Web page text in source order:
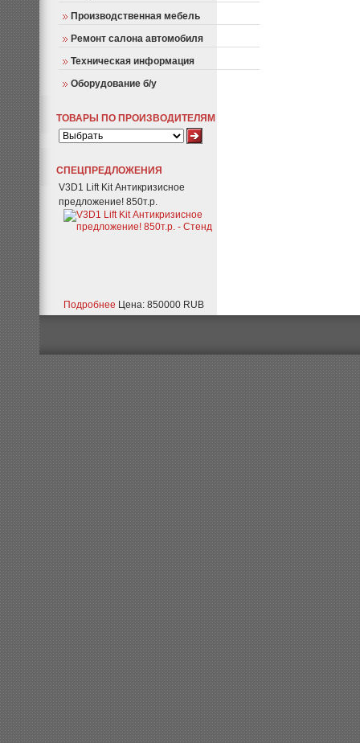
Производственная мебель
Ремонт салона автомобиля
Техническая информация
Оборудование б/у
ТОВАРЫ ПО ПРОИЗВОДИТЕЛЯМ
СПЕЦПРЕДЛОЖЕНИЯ
V3D1 Lift Kit Антикризисное
предложение! 850т.р.
Подробнее Цена: 850000 RUB